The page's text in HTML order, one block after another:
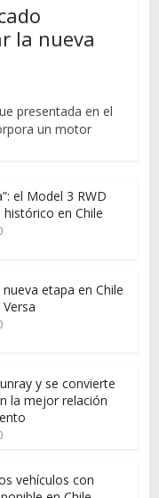
la nueva
presentada en el
un motor
el Model 3 RWD
en Chile
etapa en Chile
y se convierte
la mejor relación
vehículos con